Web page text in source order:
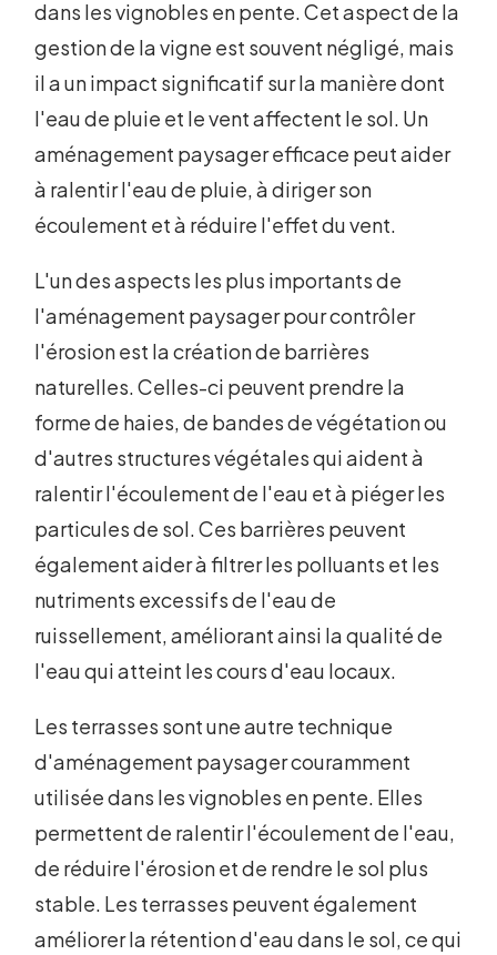
dans les vignobles en pente. Cet aspect de la
gestion de la vigne est souvent négligé, mais
il a un impact significatif sur la manière dont
l'eau de pluie et le vent affectent le sol. Un
aménagement paysager efficace peut aider
à ralentir l'eau de pluie, à diriger son
écoulement et à réduire l'effet du vent.
L'un des aspects les plus importants de
l'aménagement paysager pour contrôler
l'érosion est la création de barrières
naturelles. Celles-ci peuvent prendre la
forme de haies, de bandes de végétation ou
d'autres structures végétales qui aident à
ralentir l'écoulement de l'eau et à piéger les
particules de sol. Ces barrières peuvent
également aider à filtrer les polluants et les
nutriments excessifs de l'eau de
ruissellement, améliorant ainsi la qualité de
l'eau qui atteint les cours d'eau locaux.
Les terrasses sont une autre technique
d'aménagement paysager couramment
utilisée dans les vignobles en pente. Elles
permettent de ralentir l'écoulement de l'eau,
de réduire l'érosion et de rendre le sol plus
stable. Les terrasses peuvent également
améliorer la rétention d'eau dans le sol, ce qui